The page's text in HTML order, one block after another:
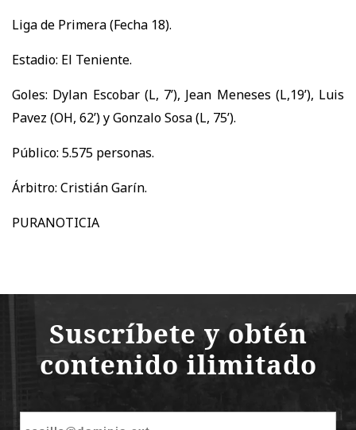
Liga de Primera (Fecha 18).
Estadio: El Teniente.
Goles: Dylan Escobar (L, 7’), Jean Meneses (L,19’), Luis
Pavez (OH, 62’) y Gonzalo Sosa (L, 75’).
Público: 5.575 personas.
Árbitro: Cristián Garín.
PURANOTICIA